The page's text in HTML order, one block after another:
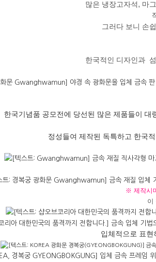
많은 냉장고자석, 마
그러다 보니 손
한국적인 디자인과
한국기념품 공모전에 당선된 많은 제품들이 대
정성들여 제작된 독특하고 한국
※ 제작시
이
입체적으로 표현